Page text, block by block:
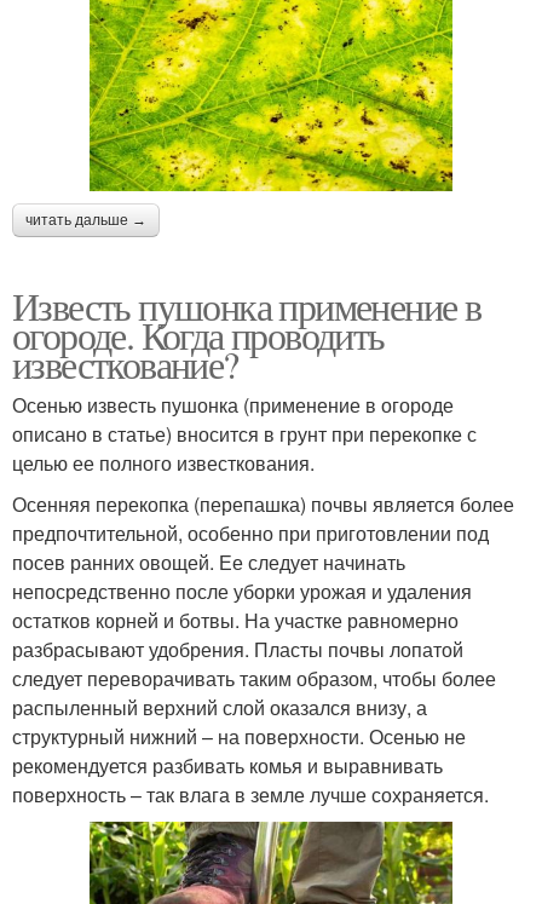
читать дальше →
Известь пушонка применение в
огороде. Когда проводить
известкование?
Осенью известь пушонка (применение в огороде
описано в статье) вносится в грунт при перекопке с
целью ее полного известкования.
Осенняя перекопка (перепашка) почвы является более
предпочтительной, особенно при приготовлении под
посев ранних овощей. Ее следует начинать
непосредственно после уборки урожая и удаления
остатков корней и ботвы. На участке равномерно
разбрасывают удобрения. Пласты почвы лопатой
следует переворачивать таким образом, чтобы более
распыленный верхний слой оказался внизу, а
структурный нижний – на поверхности. Осенью не
рекомендуется разбивать комья и выравнивать
поверхность – так влага в земле лучше сохраняется.